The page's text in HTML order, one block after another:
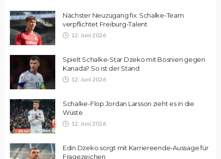
Nächster Neuzugang fix: Schalke-Team
verpflichtet Freiburg-Talent
12. Juni 2026
Spielt Schalke-Star Dzeko mit Bosnien gegen
Kanada? So ist der Stand
12. Juni 2026
Schalke-Flop Jordan Larsson zieht es in die
Wüste
12. Juni 2026
Edin Dzeko sorgt mit Karriereende-Aussage für
Fragezeichen